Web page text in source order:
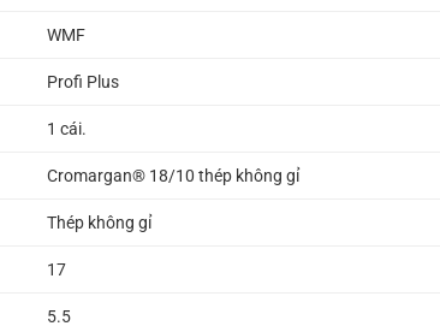
WMF
Profi Plus
1 cái.
Cromargan® 18/10 thép không gỉ
Thép không gỉ
17
5.5